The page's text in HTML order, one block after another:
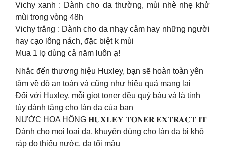
Vichy xanh : Dành cho da thường, mùi nhè nhẹ khử
mùi trong vòng 48h
Vichy trắng : Dành cho da nhạy cảm hay những người
hay cạo lông nách, đặc biệt k mùi
Mua 1 lọ dùng cả năm luôn ạ!
Nhắc đến thương hiệu Huxley, bạn sẽ hoàn toàn yên
tâm về độ an toàn và cũng như hiệu quả mang lại
Đối với Huxley, mỗi giọt toner đều quý báu và là tinh
túy dành tặng cho làn da của bạn
NƯỚC HOA HỒNG 𝐇𝐔𝐗𝐋𝐄𝐘 𝐓𝐎𝐍𝐄𝐑 𝐄𝐗𝐓𝐑𝐀𝐂𝐓 𝐈𝐓
Dành cho mọi loại da, khuyên dùng cho làn da bị khô
ráp do thiếu nước, da tối màu